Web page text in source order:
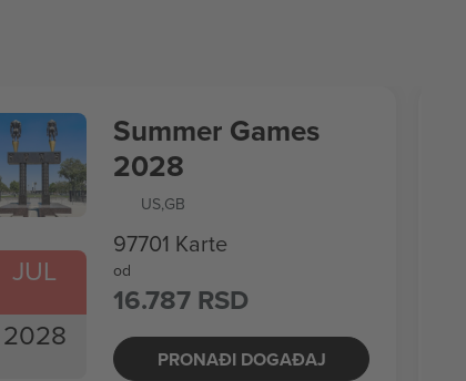
JUL
2028
Summer Games
2028
US,GB
97701 Karte
od
16.787 RSD
PRONAĐI DOGAĐAJ